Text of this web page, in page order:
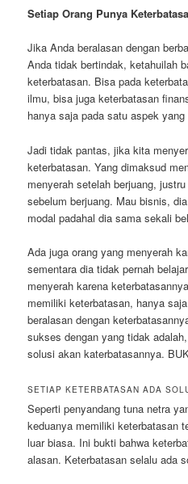
Setiap Orang Punya
Jika Anda beralasan dengan
Anda tidak bertindak, ketahuilah
keterbatasan. Bisa pada
ilmu, bisa juga keterbatasan
hanya saja pada satu aspek
Jadi tidak pantas, jika kita
keterbatasan. Yang dimaksud
menyerah setelah berjuang,
sebelum berjuang. Mau bisnis,
modal padahal dia sama sekali
Ada juga orang yang menyerah
sementara dia tidak pernah
menyerah karena
memiliki keterbatasan, hanya
beralasan dengan
sukses dengan yang tidak
solusi akan katerbatasannya.
SETIAP KETERBATASAN ADA
Seperti penyandang tuna netra
keduanya memiliki keterbatasan
luar biasa. Ini bukti bahwa
alasan. Keterbatasan selalu ada